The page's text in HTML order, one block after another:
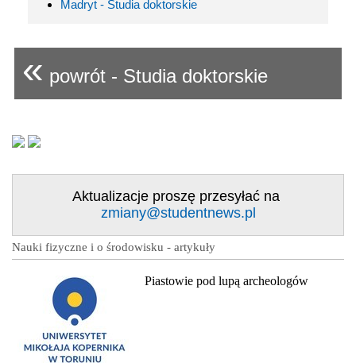
Madryt - Studia doktorskie
« powrót - Studia doktorskie
Aktualizacje proszę przesyłać na
zmiany@studentnews.pl
Nauki fizyczne i o środowisku - artykuły
Piastowie pod lupą archeologów